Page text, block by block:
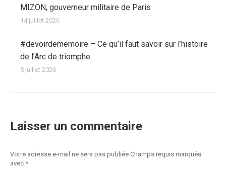
MIZON, gouverneur militaire de Paris
14 juillet 2026
#devoirdememoire – Ce qu’il faut savoir sur l’histoire
de l’Arc de triomphe
5 juillet 2026
Laisser un commentaire
Votre adresse e-mail ne sera pas publiée Champs requis marqués
avec *